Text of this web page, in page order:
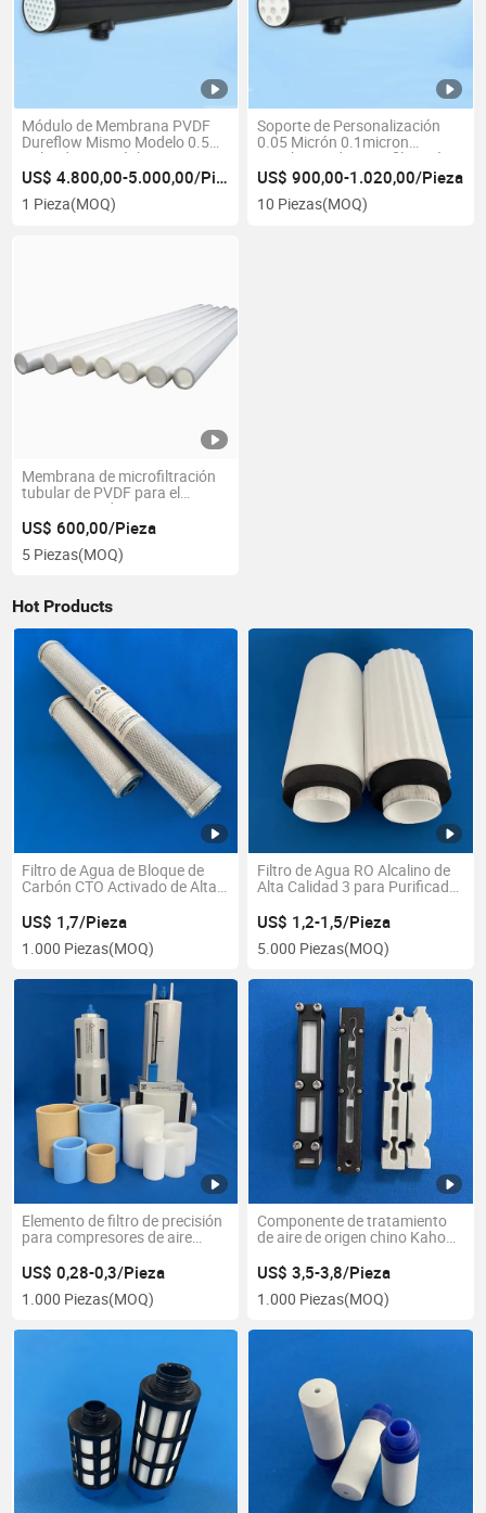
Módulo de Membrana PVDF
Dureflow Mismo Modelo 0.5
Pulgadas 61 Núcleos para
Aguas Residuales IndustrialesUS$ 4.800,00-5.000,00/Pieza
1 Pieza(MOQ)
Soporte de Personalización
0.05 Micrón 0.1micron
Membrana de Microfiltración
Mf para Aguas Residuales
Industriales
US$ 900,00-1.020,00/Pieza
10 Piezas(MOQ)
Membrana de microfiltración
tubular de PVDF para el
tratamiento de aguas
residuales
US$ 600,00/Pieza
5 Piezas(MOQ)
Hot Products
Filtro de Agua de Bloque de
Carbón CTO Activado de Alta
a Granel
US$ 1,7/Pieza
1.000 Piezas(MOQ)
Filtro de Agua RO Alcalino de
Alta Calidad 3 para Purificador
US$ 1,2-1,5/Pieza
5.000 Piezas(MOQ)
Elemento de filtro de precisión
para compresores de aire
US$ 0,28-0,3/Pieza
1.000 Piezas(MOQ)
Componente de tratamiento
de aire de origen chino Kaho
US$ 3,5-3,8/Pieza
1.000 Piezas(MOQ)